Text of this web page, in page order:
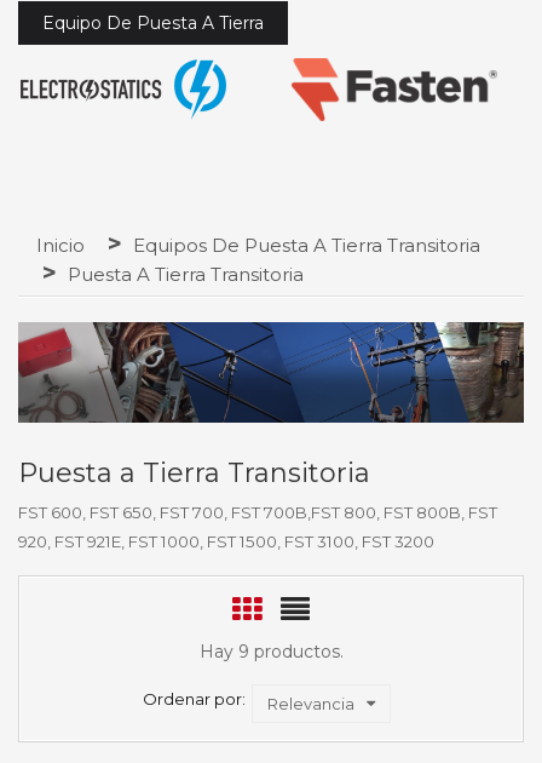
Equipo De Puesta A Tierra
Inicio
Equipos De Puesta A Tierra Transitoria
Puesta A Tierra Transitoria
Puesta a Tierra Transitoria
FST 600, FST 650, FST 700, FST 700B,FST 800, FST 800B, FST
920, FST 921E, FST 1000, FST 1500, FST 3100, FST 3200
Hay 9 productos.
Ordenar por: Relevancia